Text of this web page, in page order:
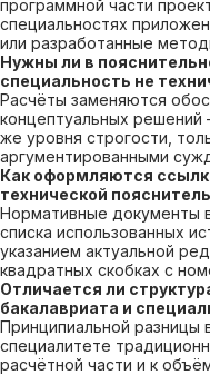
программной части
специальностях
или разработанные
Нужны ли в
специальность не
Расчёты заменяются
концептуальных решений
же уровня строгости,
аргументированными
Как оформляются
технической
Нормативные документы
списка использованных
указанием актуальной
квадратных скобках с
Отличается ли
бакалавриата и
Принципиальной разницы
специалитете
расчётной части и к